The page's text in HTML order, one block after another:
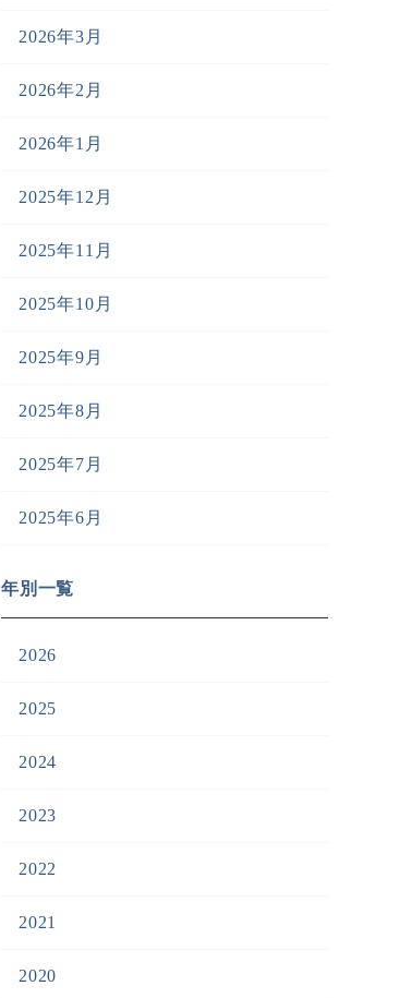
2026年3月
2026年2月
2026年1月
2025年12月
2025年11月
2025年10月
2025年9月
2025年8月
2025年7月
2025年6月
年別一覧
2026
2025
2024
2023
2022
2021
2020